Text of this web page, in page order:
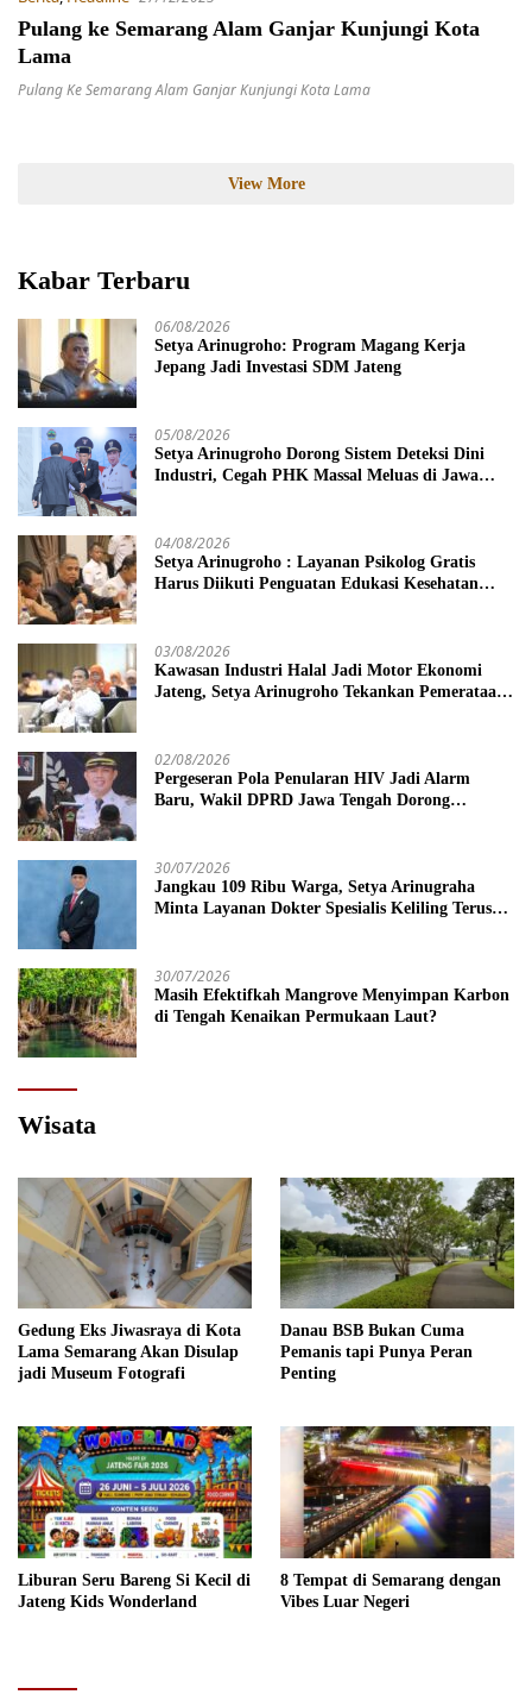
Pulang ke Semarang Alam Ganjar Kunjungi Kota
Lama
Pulang Ke Semarang Alam Ganjar Kunjungi Kota Lama
View More
Kabar Terbaru
06/08/2026
Setya Arinugroho: Program Magang Kerja
Jepang Jadi Investasi SDM Jateng
05/08/2026
Setya Arinugroho Dorong Sistem Deteksi Dini
Industri, Cegah PHK Massal Meluas di Jawa
04/08/2026
Setya Arinugroho : Layanan Psikolog Gratis
Harus Diikuti Penguatan Edukasi Kesehatan
03/08/2026
Kawasan Industri Halal Jadi Motor Ekonomi
Jateng, Setya Arinugroho Tekankan Pemerataan
02/08/2026
Pergeseran Pola Penularan HIV Jadi Alarm
Baru, Wakil DPRD Jawa Tengah Dorong
30/07/2026
Jangkau 109 Ribu Warga, Setya Arinugraha
Minta Layanan Dokter Spesialis Keliling Terus
30/07/2026
Masih Efektifkah Mangrove Menyimpan Karbon
di Tengah Kenaikan Permukaan Laut?
Wisata
Gedung Eks Jiwasraya di Kota
Lama Semarang Akan Disulap
jadi Museum Fotografi
Danau BSB Bukan Cuma
Pemanis tapi Punya Peran
Penting
Liburan Seru Bareng Si Kecil di
Jateng Kids Wonderland
8 Tempat di Semarang dengan
Vibes Luar Negeri